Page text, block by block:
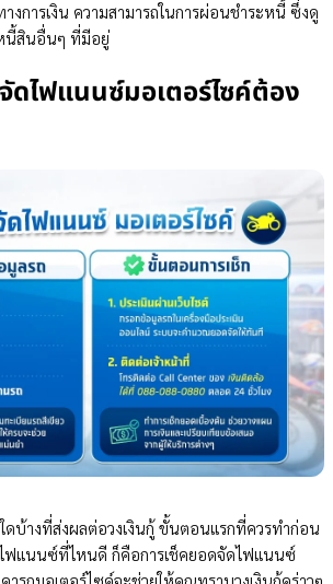
งการเงิน ความสามารถในการผ่อนชำระหนี้ ซึ่งดู
นี้สินอื่นๆ ที่มีอยู่
ดไฟแนนซ์มอเตอร์ไซค์ต้อง
ดบ้างที่ส่งผลต่อวงเงินกู้ ขั้นตอนแรกที่ควรทำก่อน
ไฟแนนซ์ที่ไหนดี ก็คือการเช็คยอดจัดไฟแนนซ์